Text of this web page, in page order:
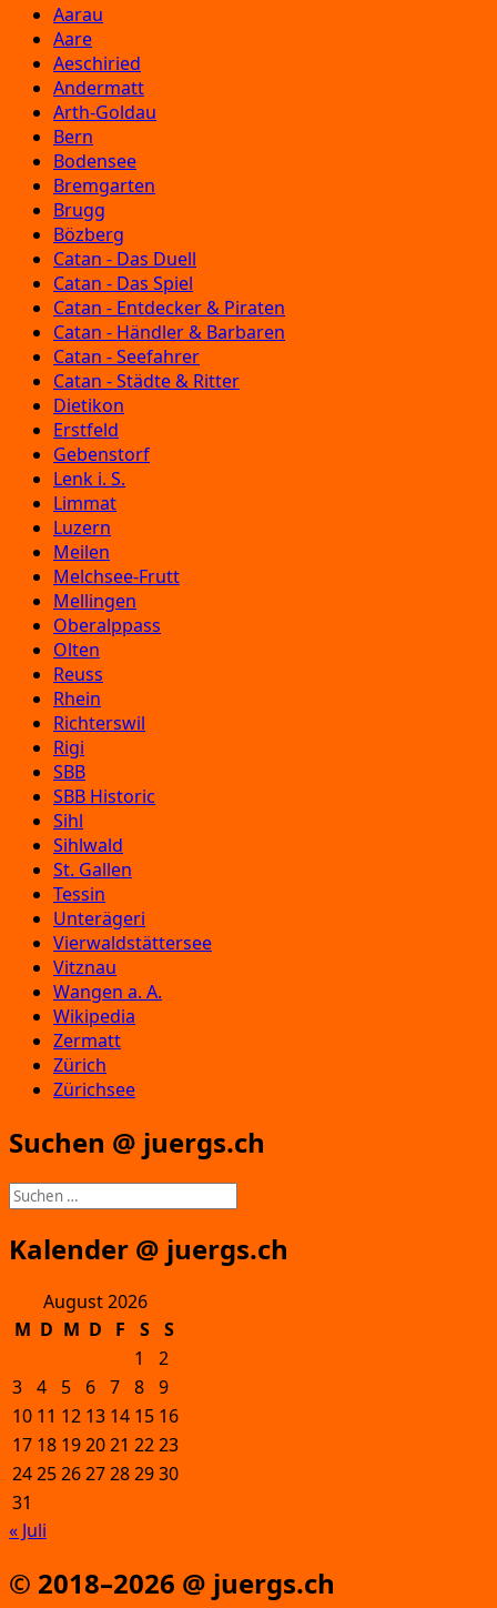
Aarau
Aare
Aeschiried
Andermatt
Arth-Goldau
Bern
Bodensee
Bremgarten
Brugg
Bözberg
Catan - Das Duell
Catan - Das Spiel
Catan - Entdecker & Piraten
Catan - Händler & Barbaren
Catan - Seefahrer
Catan - Städte & Ritter
Dietikon
Erstfeld
Gebenstorf
Lenk i. S.
Limmat
Luzern
Meilen
Melchsee-Frutt
Mellingen
Oberalppass
Olten
Reuss
Rhein
Richterswil
Rigi
SBB
SBB Historic
Sihl
Sihlwald
St. Gallen
Tessin
Unterägeri
Vierwaldstättersee
Vitznau
Wangen a. A.
Wikipedia
Zermatt
Zürich
Zürichsee
Suchen @ juergs.ch
Suchen
nach:
Kalender @ juergs.ch
August 2026
M D M D F S
S
1
2
3 4 5 6 7 8 9
10 11 12 13 14 15 16
17 18 192021 2223
24252627282930
31
« Juli
© 2018–2026 @ juergs.ch